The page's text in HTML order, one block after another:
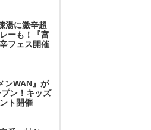
湯に激辛超
ーも！『富
フェス開催
ンWAN』が
ン！キッズ
ト開催